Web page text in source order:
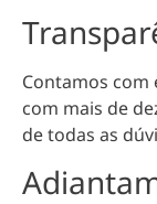
Contamos com
com mais de
de todas as